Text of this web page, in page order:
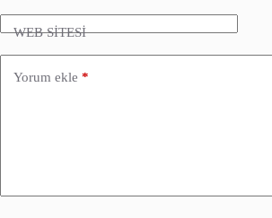
WEB SİTESİ
Yorum ekle *